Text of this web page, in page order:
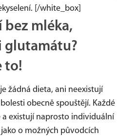
[/white_box]
bez mléka,
glutamátu?
to!
žádná dieta, ani neexistují
obecně spouštějí. Každé
existují naprosto individuální
o možných původcích